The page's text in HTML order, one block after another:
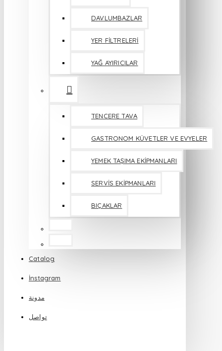
DAVLUMBAZLAR
YER FİLTRELERİ
YAĞ AYIRICILAR
TENCERE TAVA
GASTRONOM KÜVETLER VE EVYELER
YEMEK TAŞIMA EKİPMANLARI
SERVİS EKİPMANLARI
BIÇAKLAR
Catalog
İnstagram
مدونة
تواصل